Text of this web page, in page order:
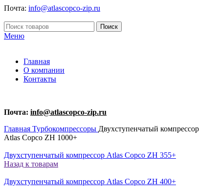
Почта: info@atlascopco-zip.ru
Поиск
Меню
Главная
О компании
Контакты
Почта: info@atlascopco-zip.ru
Главная Турбокомпрессоры Двухступенчатый компрессор
Atlas Copco ZH 1000+
Двухступенчатый компрессор Atlas Copco ZH 355+
Назад к товарам
Двухступенчатый компрессор Atlas Copco ZH 400+